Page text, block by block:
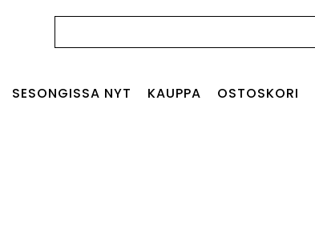
SESONGISSA NYT KAUPPA OSTOSKORI